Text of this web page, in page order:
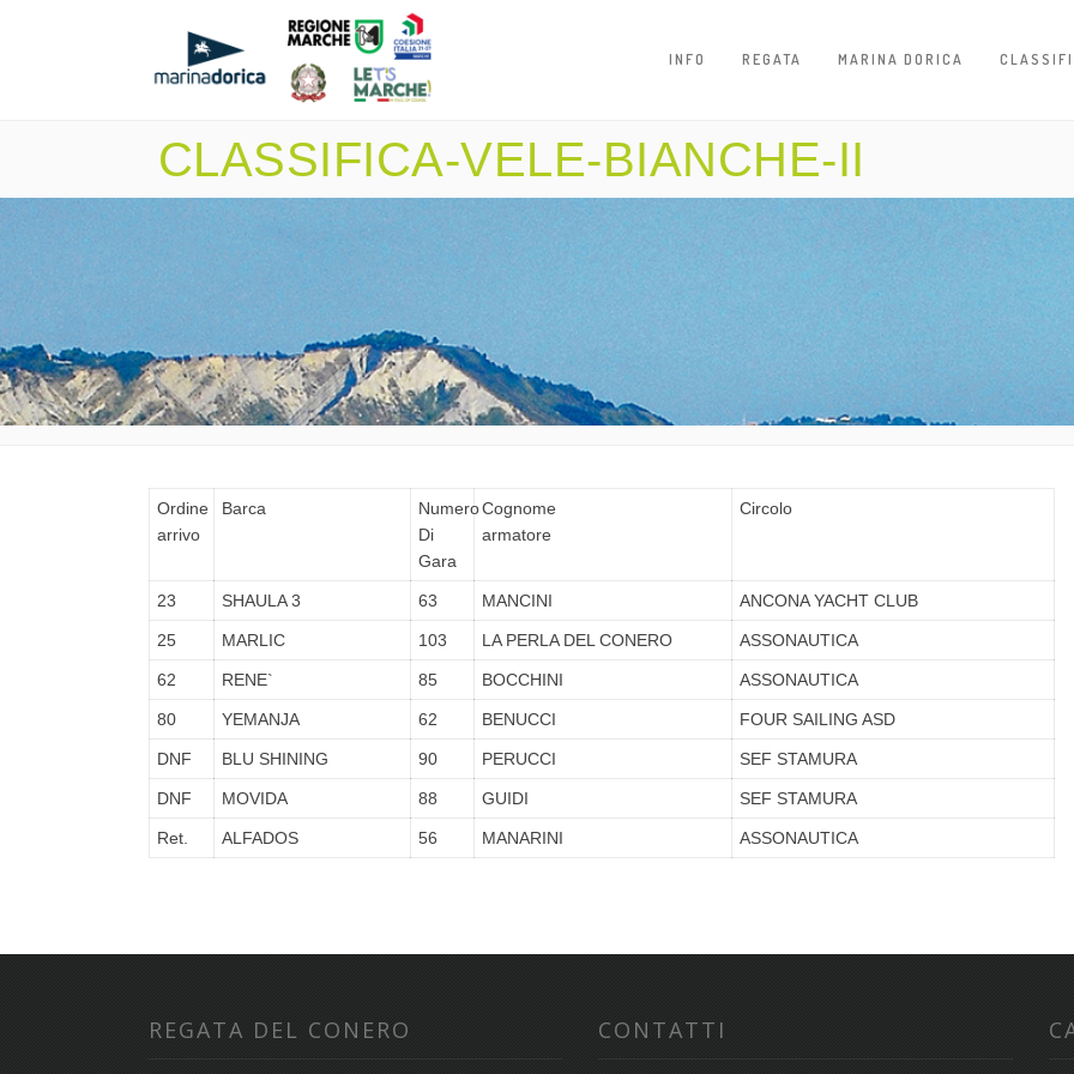
INFO REGATA MARINA DORICA
CLASSIFICA-VELE-BIANCHE-II
Ordine
arrivo
Barca
Numero
Di
Gara
Cognome
armatore
Circolo
23 SHAULA 3 63 MANCINI ANCONA YACHT CLUB
25 MARLIC 103 LA PERLA DEL CONERO ASSONAUTICA
62 RENE` 85 BOCCHINI ASSONAUTICA
80 YEMANJA 62 BENUCCI FOUR SAILING ASD
DNF BLU SHINING 90 PERUCCI SEF STAMURA
DNF MOVIDA 88 GUIDI SEF STAMURA
Ret. ALFADOS 56 MANARINI ASSONAUTICA
REGATA DEL CONERO CONTATTI